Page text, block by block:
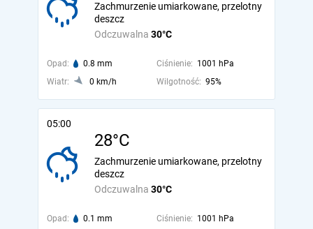
Odczuwalna 30°C
Zachmurzenie umiarkowane, przelotny
deszcz
Opad: 0.8 mm Ciśnienie: 1001 hPa
Wiatr:
0 km/h Wilgotność: 95%
05:00
28°C
Odczuwalna 30°C
Zachmurzenie umiarkowane, przelotny
deszcz
Opad: 0.1 mm Ciśnienie: 1001 hPa